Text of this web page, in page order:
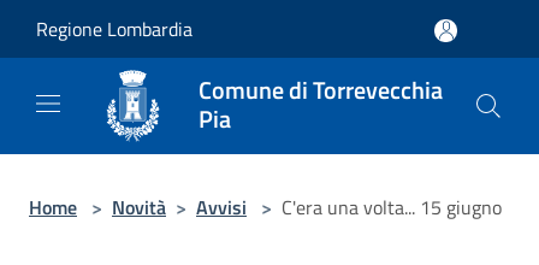
Regione Lombardia
Comune di Torrevecchia
Pia
Home > Novità > Avvisi > C'era una volta... 15 giugno